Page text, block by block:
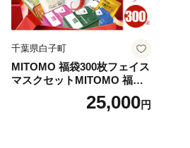
千葉県白子町
MITOMO 福袋300枚フェイス
マスクセットMITOMO 福袋3
00枚フェイスマスクセット
ふるさと納税 パック ファイ
25,000円